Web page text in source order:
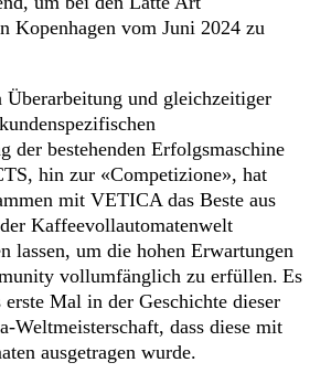
Kopenhagen vom Juni 2024 zu
und gleichzeitiger
der bestehenden Erfolgsmaschine
hin zur «Competizione», hat
mit VETICA das Beste aus
Kaffeevollautomatenwelt
lassen, um die hohen Erwartungen
vollumfänglich zu erfüllen. Es
erste Mal in der Geschichte dieser
Weltmeisterschaft, dass diese mit
ausgetragen wurde.